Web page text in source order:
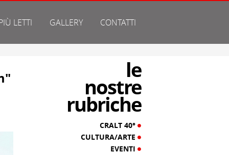
LETTI GALLERY CONTATTI
le
nostre
rubriche
CRALT 40°
CULTURA/ARTE
EVENTI